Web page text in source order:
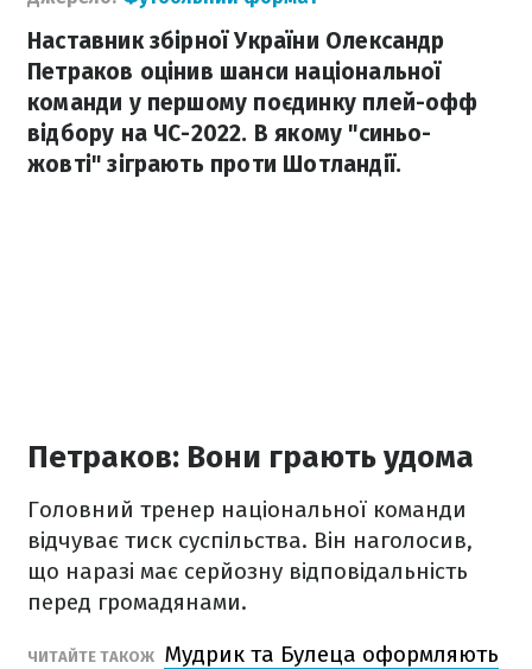
Наставник збірної України Олександр
Петраков оцінив шанси національної
команди у першому поєдинку плей-офф
відбору на ЧС-2022. В якому "синьо-
жовті" зіграють проти Шотландії.
Петраков: Вони грають удома
Головний тренер національної команди
відчуває тиск суспільства. Він наголосив,
що наразі має серйозну відповідальність
перед громадянами.
ЧИТАЙТЕ ТАКОЖ Мудрик та Булеца оформляють